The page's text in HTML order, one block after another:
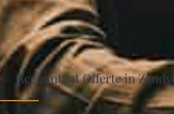
Accountant Offerte in